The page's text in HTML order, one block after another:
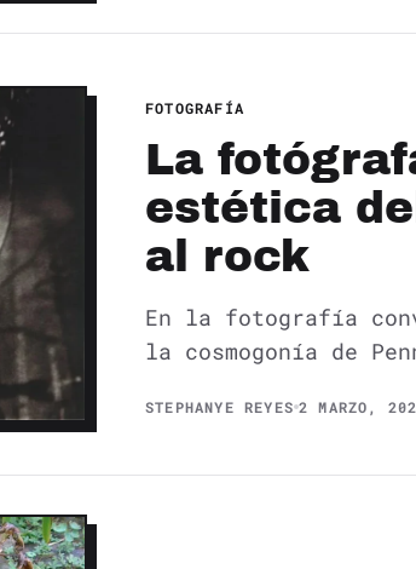
FOTOGRAFÍA
La
estética
al rock
En la fotografía
la cosmogonía de
STEPHANYE REYES 2 MARZO,